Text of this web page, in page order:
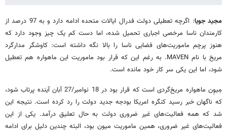
مجید جویا
: اگرچه تعطیلی دولت فدرال ایالات متحده ادامه دارد و به 97 درصد از
کارمندان ناسا مرخصی اجباری تحمیل شده، اما دست کم یک چیز وجود دارد که
هنوز پرچم ماموریت‌های فضایی ناسا را بالا نگه داشته است: کاوشگر مدارگرد
مریخ با نام MAVEN. به رغم این که قرار بود ماموریت این ماهواره هم تعطیل
شود، اما این یکی سر کار خود مانده است.
مِیوِن ماهواره مریخ‌گردی است که قرار بود در 18 نوامبر/27 آبان آینده پرتاب شود،
که ناگهان خبر رسید کنگره امریکا بودجه جدید دولت را رد کرده است. نتیجه این
شد که همه فعالیت‌های غیر ضروری دولت به حال تعلیق درآمد. یکی از این
فعالیت‌های غیر ضروری، همین ماموریت میون بود، البته چندین دلیل برای ادامه